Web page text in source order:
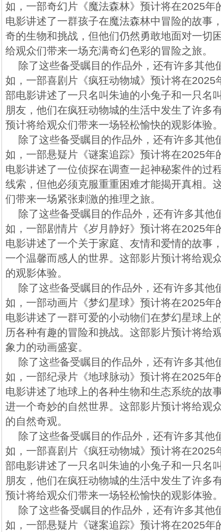
如，一部奇幻片《魔法森林》预计将在2025年
电影讲述了一群孩子在魔法森林中冒险的故事
奇的生物和挑战，但他们仍然勇敢地面对一切
给观众们带来一场充满奇幻色彩的冒险之旅。
除了这些备受瞩目的作品外，还有许多其他
如，一部喜剧片《疯狂动物城》预计将在2025
部电影讲述了一只名叫朱迪的小兔子和一只名
朋友，他们在疯狂动物城的生活中发生了许多
预计将给观众们带来一场轻松愉快的观影体验
除了这些备受瞩目的作品外，还有许多其他
如，一部悬疑片《谜案追踪》预计将在2025年
电影讲述了一位侦探在调查一起神秘案件的过
线索，但他必须克服重重困难才能揭开真相。
们带来一场紧张刺激的推理之旅。
除了这些备受瞩目的作品外，还有许多其他
如，一部剧情片《岁月静好》预计将在2025年
电影讲述了一个关于家庭、友情和爱情的故事
一个温馨而感人的世界。这部影片预计将给观
的观影体验。
除了这些备受瞩目的作品外，还有许多其他
如，一部动画片《梦幻星球》预计将在2025年
电影讲述了一群可爱的小动物们在梦幻星球上
历各种有趣的冒险和挑战。这部影片预计将给
象力的动画盛宴。
除了这些备受瞩目的作品外，还有许多其他
如，一部纪录片《地球脉动》预计将在2025年
电影讲述了地球上的各种生物和生态系统的故
进一个奇妙的自然世界。这部影片预计将给观
的自然奇观。
除了这些备受瞩目的作品外，还有许多其他
如，一部喜剧片《疯狂动物城》预计将在2025
部电影讲述了一只名叫朱迪的小兔子和一只名
朋友，他们在疯狂动物城的生活中发生了许多
预计将给观众们带来一场轻松愉快的观影体验
除了这些备受瞩目的作品外，还有许多其他
如，一部悬疑片《谜案追踪》预计将在2025年